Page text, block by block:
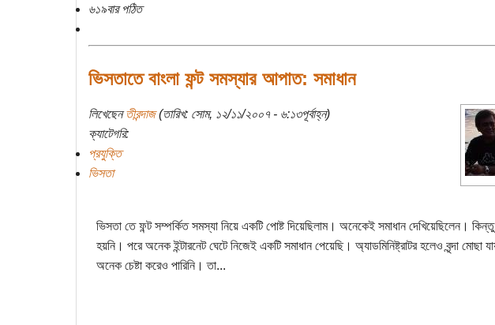
৬১৯বার পঠিত
ভিসতাতে বাংলা ফন্ট সমস্যার আপাত: সমাধান
লিখেছেনতীরন্দাজ(তারিখ: সোম, ১২/১১/২০০৭ - ৬:১৩পূর্বাহ্ন)
ক্যাটেগরি:
প্রযুক্তি
ভিসতা
ভিসতা তে ফন্ট সম্পর্কিত সমস্যা নিয়ে একটি পোষ্ট দিয়েছিলাম। অনেকেই সমাধান দেখিয়েছিলেন।
হয়নি। পরে অনেক ইন্টারনেট ঘেটে নিজেই একটি সমাধান পেয়েছি। অ্যাডমিনিষ্ট্রাটর হলেও বৃন্দা মোছা
অনেক চেষ্টা করেও পারিনি। তা...